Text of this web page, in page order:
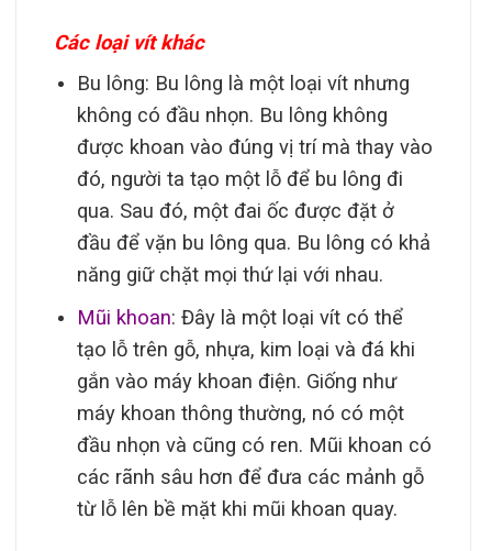
Các loại vít khác
Bu lông: Bu lông là một loại vít nhưng
không có đầu nhọn. Bu lông không
được khoan vào đúng vị trí mà thay vào
đó, người ta tạo một lỗ để bu lông đi
qua. Sau đó, một đai ốc được đặt ở
đầu để vặn bu lông qua. Bu lông có khả
năng giữ chặt mọi thứ lại với nhau.
Mũi khoan: Đây là một loại vít có thể
tạo lỗ trên gỗ, nhựa, kim loại và đá khi
gắn vào máy khoan điện. Giống như
máy khoan thông thường, nó có một
đầu nhọn và cũng có ren. Mũi khoan có
các rãnh sâu hơn để đưa các mảnh gỗ
từ lỗ lên bề mặt khi mũi khoan quay.